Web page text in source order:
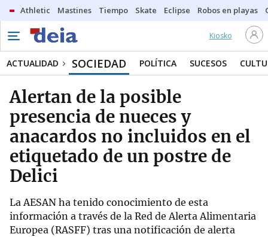
Athletic Mastines Tiempo Skate Eclipse Robos en playas
Kiosko
ACTUALIDAD SOCIEDAD POLÍTICA SUCESOS
Alertan de la posible
presencia de nueces y
anacardos no incluidos en el
etiquetado de un postre de
Delici
La AESAN ha tenido conocimiento de esta
información a través de la Red de Alerta Alimentaria
Europea (RASFF) tras una notificación de alerta